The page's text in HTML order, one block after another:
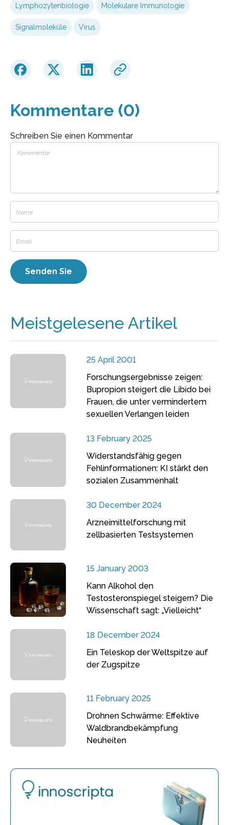
Lymphozytenbiologie Molekulare Immunologie
Signalmoleküle Virus
Kommentare (0)
Schreiben Sie einen Kommentar
Meistgelesene Artikel
25 April 2001
Forschungsergebnisse zeigen:
Bupropion steigert die Libido bei
Frauen, die unter vermindertem
sexuellen Verlangen leiden
13 February 2025
Widerstandsfähig gegen
Fehlinformationen: KI stärkt den
sozialen Zusammenhalt
30 December 2024
Arzneimittelforschung mit
zellbasierten Testsystemen
15 January 2003
Kann Alkohol den
Testosteronspiegel steigern? Die
Wissenschaft sagt: „Vielleicht“
18 December 2024
Ein Teleskop der Weltspitze auf
der Zugspitze
11 February 2025
Drohnen Schwärme: Effektive
Waldbrandbekämpfung
Neuheiten